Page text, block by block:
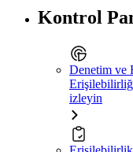
Kontrol
Denetim ve
izleyin